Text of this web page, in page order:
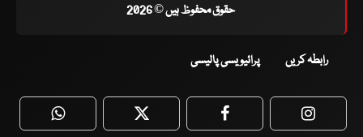
حقوق محفوظ ہیں © 2026
رابطہ کریں پرائیویسی پالیسی
WhatsApp Twitter Facebook